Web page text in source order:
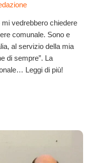
vedrebbero chiedere
comunale. Sono e
al servizio della mia
di sempre”. La
Leggi di più!